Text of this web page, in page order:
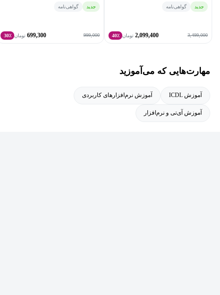
جدید گواهی‌نامه
3,499,000
2,099,400 تومان 40٪
جدید گواهی‌نامه
999,000
699,300 تومان 30٪
مهارت‌هایی که می‌آموزید
آموزش ICDL آموزش نرم‌افزارهای کاربردی
آموزش آی‌تی و نرم‌افزار